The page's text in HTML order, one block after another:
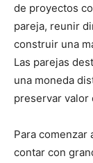
de proyectos
pareja, reunir
construir una
Las parejas
una moneda
preservar valor
Para comenzar
contar con